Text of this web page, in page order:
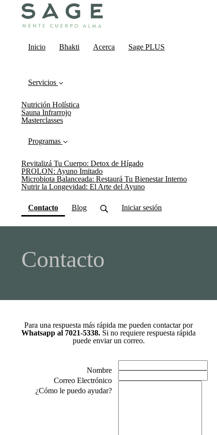
Inicio Bhakti Acerca Sage PLUS
Servicios
Nutrición Holística
Sauna Infrarrojo
Masterclasses
Programas
Revitalizá Tu Cuerpo: Detox de Hígado
PROLON: Ayuno Imitado
Microbiota Balanceada: Restaurá Tu Bienestar Interno
Nutrir la Longevidad: El Arte del Ayuno
Contacto(current)
Blog Iniciar sesión
Contacto
Para una respuesta más rápida me pueden contactar por
Whatsapp al 7021-5338. Si no requiere respuesta rápida
puede enviar un correo.
Nombre
Correo Electrónico
¿Cómo le puedo ayudar?